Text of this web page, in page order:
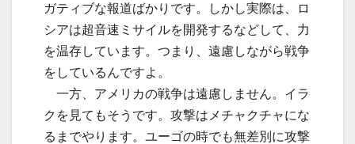
ガティブな報道ばかりです。しかし実際は、ロ
シアは超音速ミサイルを開発するなどして、力
を温存しています。つまり、遠慮しながら戦争
をしているんですよ。
一方、アメリカの戦争は遠慮しません。イラ
クを見てもそうです。攻撃はメチャクチャにな
るまでやります。ユーゴの時でも無差別に攻撃